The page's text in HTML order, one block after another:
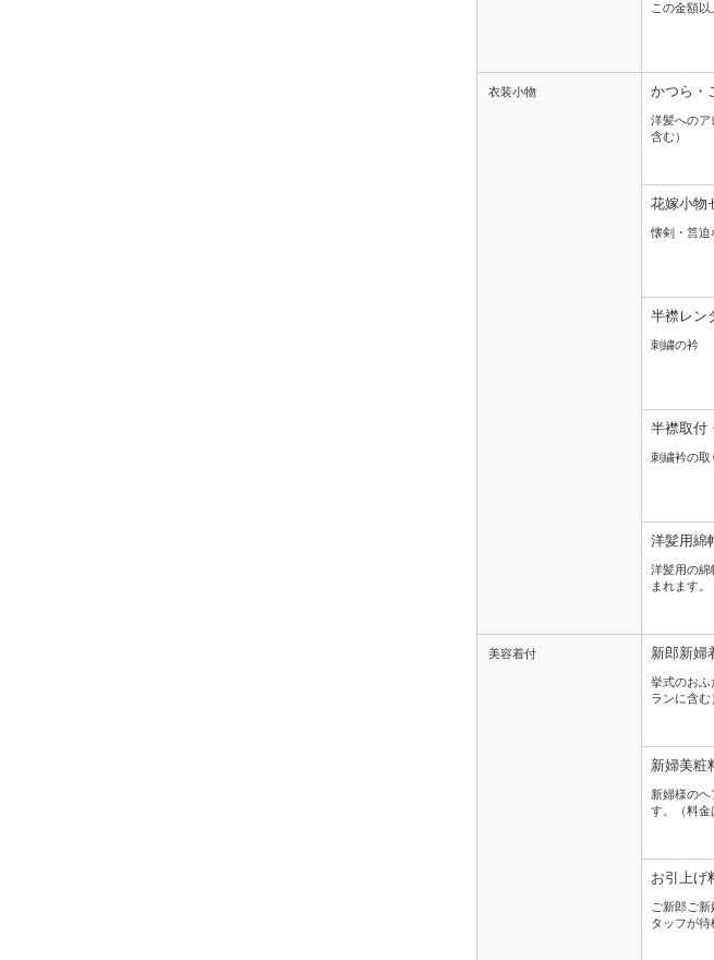
この金額
衣装小物 かつら・
洋髪へのア
含む）
花嫁小物
懐剣・筥迫
半襟レン
刺繍の衿
半襟取付
刺繍衿の取
洋髪用綿
洋髪用の綿
まれます。
美容着付 新郎新婦
挙式のおふ
ランに含む
新婦美粧
新婦様の
す。（料金
お引上げ
ご新郎ご
タッフが待